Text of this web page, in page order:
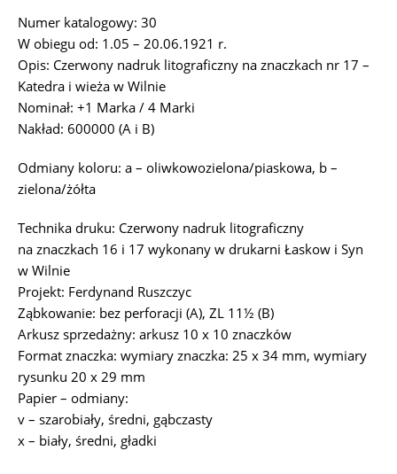
Numer katalogowy: 30
W obiegu od: 1.05 – 20.06.1921 r.
Opis: Czerwony nadruk litograficzny na znaczkach nr 17 –
Katedra i wieża w Wilnie
Nominał: +1 Marka / 4 Marki
Nakład: 600000 (A i B)
Odmiany koloru: a – oliwkowozielona/piaskowa, b –
zielona/żółta
Technika druku: Czerwony nadruk litograficzny
na znaczkach 16 i 17 wykonany w drukarni Łaskow i Syn
w Wilnie
Projekt: Ferdynand Ruszczyc
Ząbkowanie: bez perforacji (A), ZL 11½ (B)
Arkusz sprzedażny: arkusz 10 x 10 znaczków
Format znaczka: wymiary znaczka: 25 x 34 mm, wymiary
rysunku 20 x 29 mm
Papier – odmiany:
v – szarobiały, średni, gąbczasty
x – biały, średni, gładki